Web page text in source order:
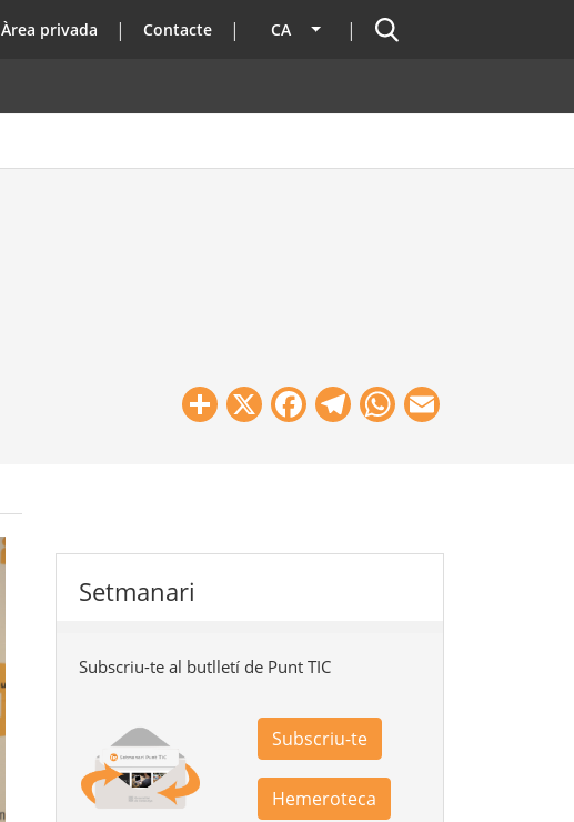
top
Àrea privada Contacte CA Llista les accions addicionals
Cercador
Share
X Facebook
Telegram
WhatsApp
Setmanari
Subscriu-te al butlletí de Punt TIC
Subscriu-te
Hemeroteca